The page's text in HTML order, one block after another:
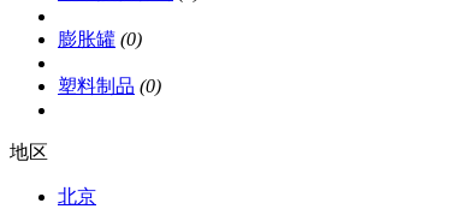
膨胀罐 (0)
塑料制品 (0)
地区
北京